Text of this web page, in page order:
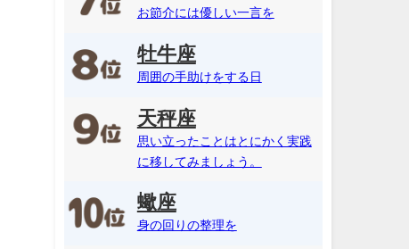
お節介には優しい一言を
牡牛座
周囲の手助けをする日
天秤座
思い立ったことはとにかく実践
に移してみましょう。
蠍座
身の回りの整理を